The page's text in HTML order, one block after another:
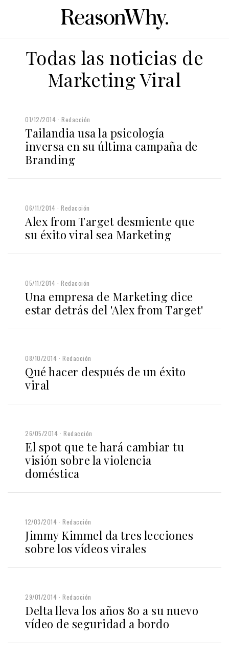
Todas las noticias de
Marketing Viral
01/12/2014 Redacción
Tailandia usa la psicología
inversa en su última campaña de
Branding
06/11/2014 Redacción
Alex from Target desmiente que
su éxito viral sea Marketing
05/11/2014 Redacción
Una empresa de Marketing dice
estar detrás del 'Alex from Target'
08/10/2014 Redacción
Qué hacer después de un éxito
viral
26/05/2014 Redacción
El spot que te hará cambiar tu
visión sobre la violencia
doméstica
12/03/2014 Redacción
Jimmy Kimmel da tres lecciones
sobre los vídeos virales
29/01/2014 Redacción
Delta lleva los años 80 a su nuevo
vídeo de seguridad a bordo